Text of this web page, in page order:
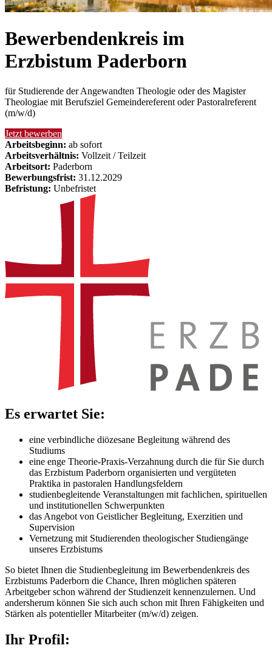
Bewerbendenkreis im
Erzbistum Paderborn
für Studierende der Angewandten Theologie oder des Magister
Theologiae mit Berufsziel Gemeindereferent oder Pastoralreferent
(m/w/d)
Jetzt bewerben
Arbeitsbeginn: ab sofort
Arbeitsverhältnis: Vollzeit / Teilzeit
Arbeitsort: Paderborn
Bewerbungsfrist: 31.12.2029
Befristung: Unbefristet
Es erwartet Sie:
eine verbindliche diözesane Begleitung während des
Studiums
eine enge Theorie-Praxis-Verzahnung durch die für Sie durch
das Erzbistum Paderborn organisierten und vergüteten
Praktika in pastoralen Handlungsfeldern
studienbegleitende Veranstaltungen mit fachlichen, spirituellen
und institutionellen Schwerpunkten
das Angebot von Geistlicher Begleitung, Exerzitien und
Supervision
Vernetzung mit Studierenden theologischer Studiengänge
unseres Erzbistums
So bietet Ihnen die Studienbegleitung im Bewerbendenkreis des
Erzbistums Paderborn die Chance, Ihren möglichen späteren
Arbeitgeber schon während der Studienzeit kennenzulernen. Und
andersherum können Sie sich auch schon mit Ihren Fähigkeiten und
Stärken als potentieller Mitarbeiter (m/w/d) zeigen.
Ihr Profil: